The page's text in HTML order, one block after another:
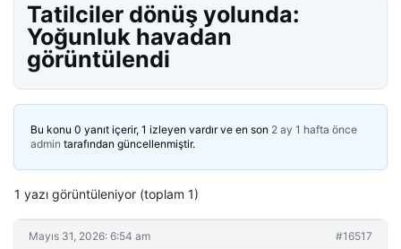
Tatilciler dönüş yolunda:
Yoğunluk havadan
görüntülendi
Bu konu 0 yanıt içerir, 1 izleyen vardır ve en son 2 ay 1 hafta önce
admin tarafından güncellenmiştir.
1 yazı görüntüleniyor (toplam 1)
Mayıs 31, 2026: 6:54 am #16517